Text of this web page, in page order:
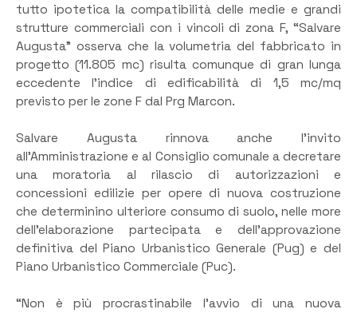
tutto ipotetica la compatibilità delle medie e grandi
strutture commerciali con i vincoli di zona F, “Salvare
Augusta” osserva che la volumetria del fabbricato in
progetto (11.805 mc) risulta comunque di gran lunga
eccedente l’indice di edificabilità di 1,5 mc/mq
previsto per le zone F dal Prg Marcon.
Salvare Augusta rinnova anche l’invito
all’Amministrazione e al Consiglio comunale a decretare
una moratoria al rilascio di autorizzazioni e
concessioni edilizie per opere di nuova costruzione
che determinino ulteriore consumo di suolo, nelle more
dell’elaborazione partecipata e dell’approvazione
definitiva del Piano Urbanistico Generale (Pug) e del
Piano Urbanistico Commerciale (Puc).
“Non è più procrastinabile l’avvio di una nuova